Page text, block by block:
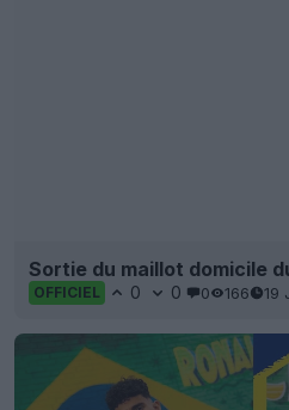
Sortie du maillot domicile
OFFICIEL 0 0 0 166 19